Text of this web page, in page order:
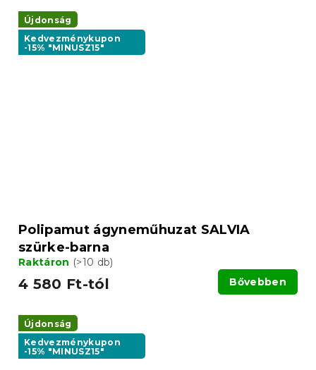
Újdonság
Kedvezménykupon
-15% "MINUSZ15"
Polipamut ágyneműhuzat SALVIA
szürke-barna
Raktáron (>10 db)
4 580 Ft-tól Bővebben
Újdonság
Kedvezménykupon
-15% "MINUSZ15"